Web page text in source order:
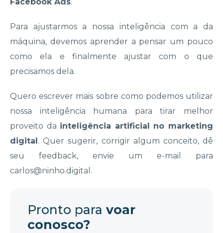
Para ajustarmos a nossa inteligência com a da
máquina, devemos aprender a pensar um pouco
como ela e finalmente ajustar com o que
precisamos dela.
Quero escrever mais sobre como podemos utilizar
nossa inteligência humana para tirar melhor
proveito da inteligência artificial no marketing
digital. Quer sugerir, corrigir algum conceito, dê
seu feedback, envie um e-mail para
carlos@ninho.digital .
Pronto para voar
conosco?